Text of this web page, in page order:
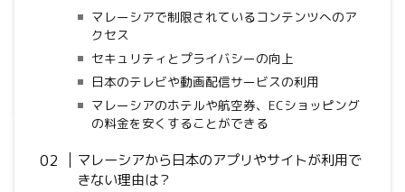
マレーシアで制限されているコンテンツへのア
クセス
セキュリティとプライバシーの向上
日本のテレビや動画配信サービスの利用
マレーシアのホテルや航空券、ECショッピング
の料金を安くすることができる
マレーシアから日本のアプリやサイトが利用で
きない理由は？